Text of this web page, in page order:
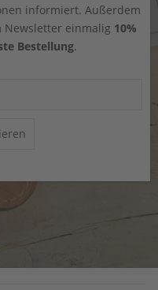
informiert. Außerdem
Newsletter einmalig 10%
Bestellung.